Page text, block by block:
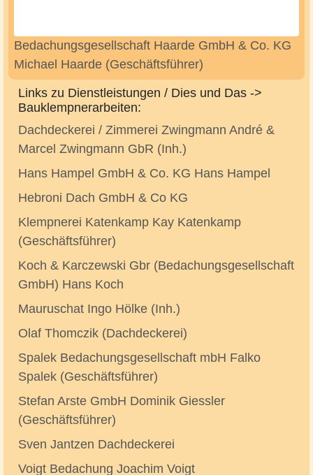
Bedachungsgesellschaft Haarde GmbH & Co. KG
Michael Haarde (Geschäftsführer)
Links zu Dienstleistungen / Dies und Das ->
Bauklempnerarbeiten:
Dachdeckerei / Zimmerei Zwingmann André &
Marcel Zwingmann GbR (Inh.)
Hans Hampel GmbH & Co. KG Hans Hampel
Hebroni Dach GmbH & Co KG
Klempnerei Katenkamp Kay Katenkamp
(Geschäftsführer)
Koch & Karczewski Gbr (Bedachungsgesellschaft
GmbH) Hans Koch
Mauruschat Ingo Hölke (Inh.)
Olaf Thomczik (Dachdeckerei)
Spalek Bedachungsgesellschaft mbH Falko
Spalek (Geschäftsführer)
Stefan Arste GmbH Dominik Giessler
(Geschäftsführer)
Sven Jantzen Dachdeckerei
Voigt Bedachung Joachim Voigt